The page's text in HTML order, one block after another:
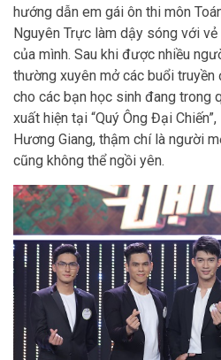
hướng dẫn em gái ôn thi môn
Nguyên Trực làm dậy sóng với
của mình. Sau khi được nhiều
thường xuyên mở các buổi
cho các bạn học sinh đang trong
xuất hiện tại “Quý Ông Đại
Hương Giang, thậm chí là người
cũng không thể ngồi yên.